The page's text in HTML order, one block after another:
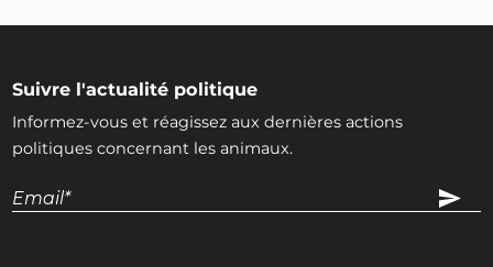
Suivre l'actualité politique
Informez-vous et réagissez aux dernières actions
politiques concernant les animaux.